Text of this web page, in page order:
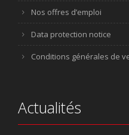
Nos offres d’emploi
Data protection notice
Conditions générales de
Actualités